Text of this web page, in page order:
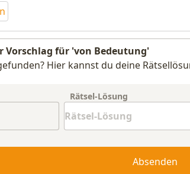
Vorschlag für 'von Bedeutung'
Hier kannst du deine
Rätsel-Lösung
Absenden